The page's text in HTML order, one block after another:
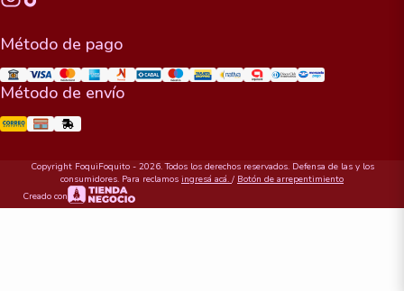
Método de pago
Método de envío
Copyright FoquiFoquito - 2026. Todos los derechos reservados. Defensa de las y los
consumidores. Para reclamos ingresá acá. / Botón de arrepentimiento
Creado con